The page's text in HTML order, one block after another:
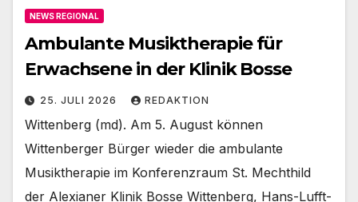
NEWS REGIONAL
Ambulante Musiktherapie für
Erwachsene in der Klinik Bosse
25. JULI 2026 REDAKTION
Wittenberg (md). Am 5. August können
Wittenberger Bürger wieder die ambulante
Musiktherapie im Konferenzraum St. Mechthild
der Alexianer Klinik Bosse Wittenberg, Hans-Lufft-